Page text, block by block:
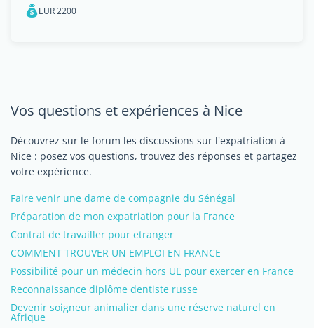
EUR 2200
Vos questions et expériences à Nice
Découvrez sur le forum les discussions sur l'expatriation à
Nice : posez vos questions, trouvez des réponses et partagez
votre expérience.
Faire venir une dame de compagnie du Sénégal
Préparation de mon expatriation pour la France
Contrat de travailler pour etranger
COMMENT TROUVER UN EMPLOI EN FRANCE
Possibilité pour un médecin hors UE pour exercer en France
Reconnaissance diplôme dentiste russe
Devenir soigneur animalier dans une réserve naturel en
Afrique